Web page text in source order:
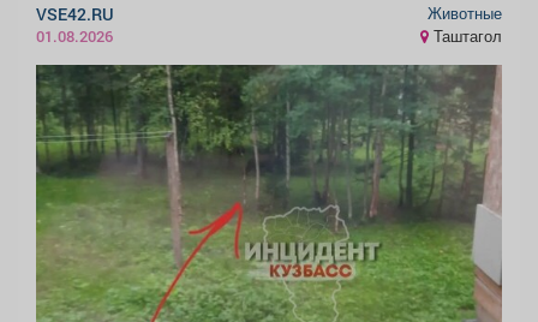
VSE42.RU
01.08.2026
Животные
Таштагол